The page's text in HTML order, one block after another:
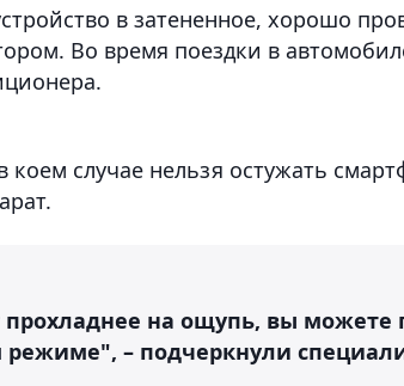
в затененное, хорошо
Во время поездки в
коем случае нельзя остужать
прохладнее на ощупь, вы
– подчеркнули